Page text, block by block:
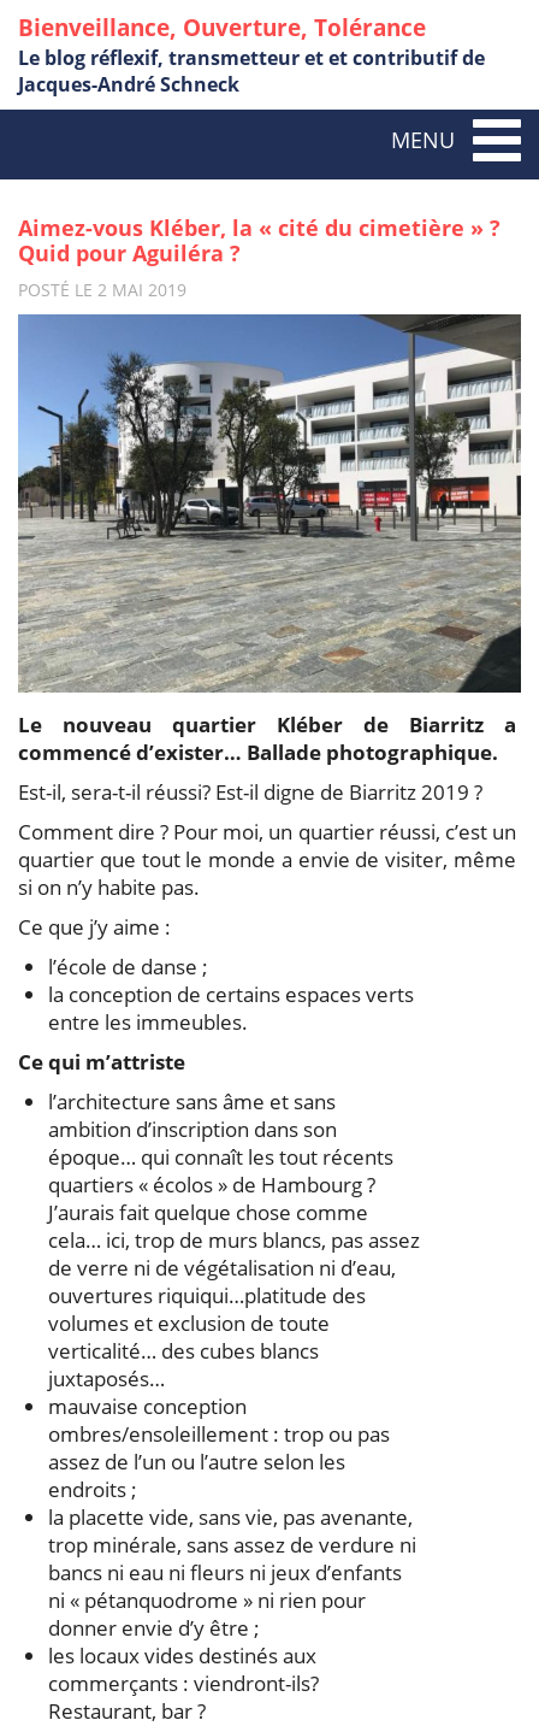
Bienveillance, Ouverture, Tolérance
Le blog réflexif, transmetteur et et contributif de
Jacques-André Schneck
MENU
Aimez-vous Kléber, la « cité du cimetière » ?
Quid pour Aguiléra ?
POSTÉ LE 2 MAI 2019
Le nouveau quartier Kléber de Biarritz a
commencé d’exister… Ballade photographique.
Est-il, sera-t-il réussi? Est-il digne de Biarritz 2019 ?
Comment dire ? Pour moi, un quartier réussi, c’est un
quartier que tout le monde a envie de visiter, même
si on n’y habite pas.
Ce que j’y aime :
l’école de danse ;
la conception de certains espaces verts
entre les immeubles.
Ce qui m’attriste
l’architecture sans âme et sans
ambition d’inscription dans son
époque… qui connaît les tout récents
quartiers « écolos » de Hambourg ?
J’aurais fait quelque chose comme
cela… ici, trop de murs blancs, pas assez
de verre ni de végétalisation ni d’eau,
ouvertures riquiqui…platitude des
volumes et exclusion de toute
verticalité… des cubes blancs
juxtaposés…
mauvaise conception
ombres/ensoleillement : trop ou pas
assez de l’un ou l’autre selon les
endroits ;
la placette vide, sans vie, pas avenante,
trop minérale, sans assez de verdure ni
bancs ni eau ni fleurs ni jeux d’enfants
ni « pétanquodrome » ni rien pour
donner envie d’y être ;
les locaux vides destinés aux
commerçants : viendront-ils?
Restaurant, bar ?